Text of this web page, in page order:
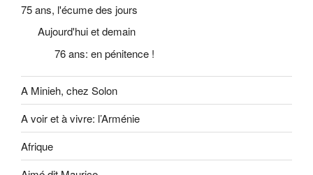
75 ans, l'écume des jours
Aujourd'hui et demain
76 ans: en pénitence !
A Minieh, chez Solon
A voir et à vivre: l’Arménie
Afrique